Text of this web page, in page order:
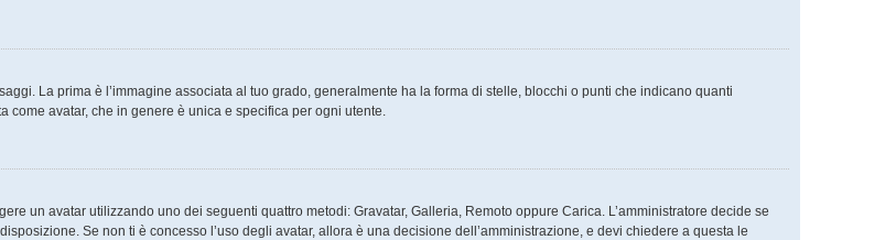
La prima è l’immagine associata al tuo grado, generalmente ha la forma di stelle, blocchi o punti che indicano quanti
come avatar, che in genere è unica e specifica per ogni utente.
un avatar utilizzando uno dei seguenti quattro metodi: Gravatar, Galleria, Remoto oppure Carica. L’amministratore decide se
Se non ti è concesso l’uso degli avatar, allora è una decisione dell’amministrazione, e devi chiedere a questa le